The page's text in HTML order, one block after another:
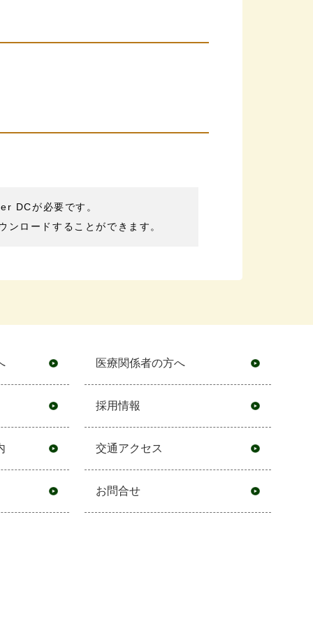
DCが必要です。
ンロードすることができます。
医療関係者の方へ
採用情報
交通アクセス
お問合せ